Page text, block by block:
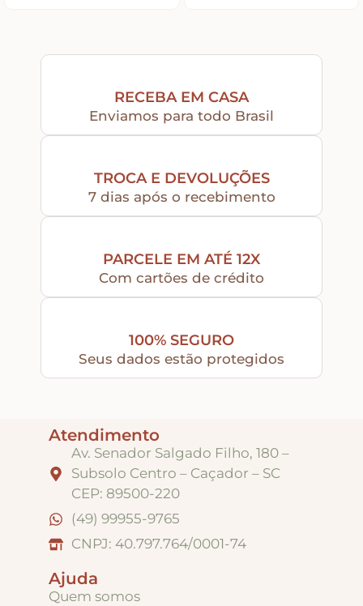
Puxadores e Fechos
Ferramentas
RECEBA EM CASA
Enviamos para todo Brasil
TROCA E DEVOLUÇÕES
7 dias após o recebimento
PARCELE EM ATÉ 12X
Com cartões de crédito
100% SEGURO
Seus dados estão protegidos
Atendimento
Av. Senador Salgado Filho, 180 –
Subsolo Centro – Caçador – SC
CEP: 89500-220
(49) 99955-9765
CNPJ: 40.797.764/0001-74
Ajuda
Quem somos